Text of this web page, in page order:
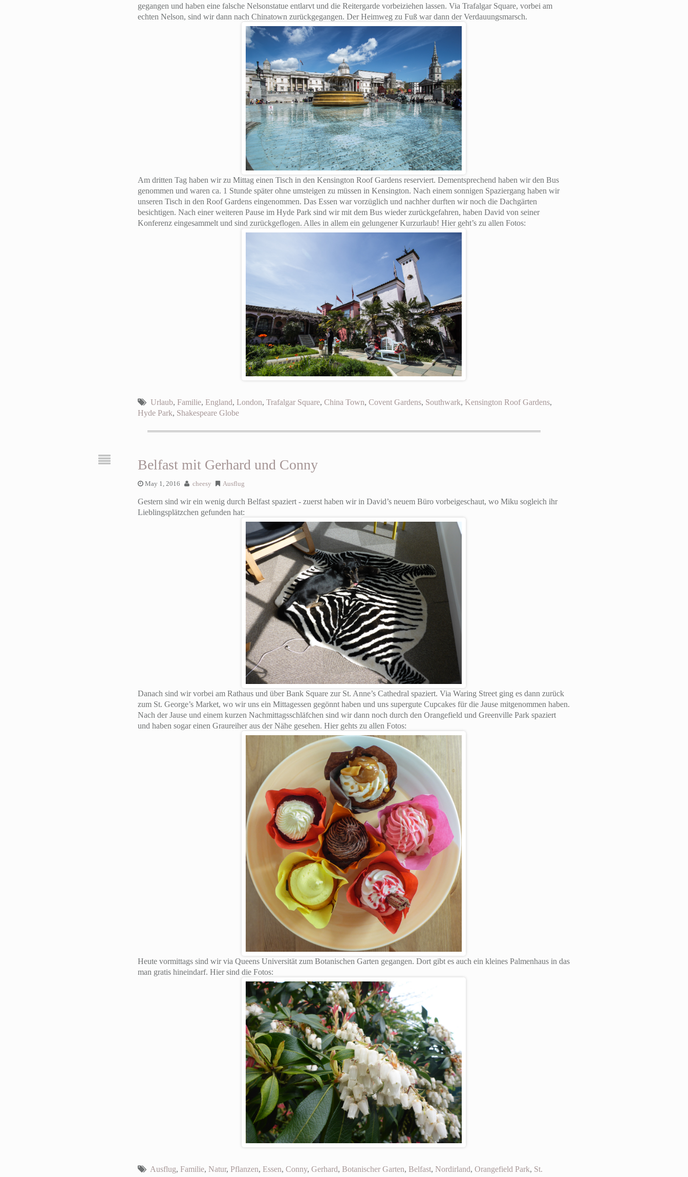
gegangen und haben eine falsche Nelsonstatue entlarvt und die Reitergarde vorbeiziehen lassen. Via Trafalgar Square, vorbei am
echten Nelson, sind wir dann nach Chinatown zurückgegangen. Der Heimweg zu Fuß war dann der Verdauungsmarsch.
Am dritten Tag haben wir zu Mittag einen Tisch in den Kensington Roof Gardens reserviert. Dementsprechend haben wir den Bus
genommen und waren ca. 1 Stunde später ohne umsteigen zu müssen in Kensington. Nach einem sonnigen Spaziergang haben wir
unseren Tisch in den Roof Gardens eingenommen. Das Essen war vorzüglich und nachher durften wir noch die Dachgärten
besichtigen. Nach einer weiteren Pause im Hyde Park sind wir mit dem Bus wieder zurückgefahren, haben David von seiner
Konferenz eingesammelt und sind zurückgeflogen. Alles in allem ein gelungener Kurzurlaub! Hier geht’s zu allen Fotos:
Urlaub, Familie, England, London, Trafalgar Square, China Town, Covent Gardens, Southwark, Kensington Roof Gardens,
Hyde Park, Shakespeare Globe
Belfast mit Gerhard und Conny
May 1, 2016 cheesy Ausflug
Gestern sind wir ein wenig durch Belfast spaziert - zuerst haben wir in David’s neuem Büro vorbeigeschaut, wo Miku sogleich ihr
Lieblingsplätzchen gefunden hat:
Danach sind wir vorbei am Rathaus und über Bank Square zur St. Anne’s Cathedral spaziert. Via Waring Street ging es dann zurück
zum St. George’s Market, wo wir uns ein Mittagessen gegönnt haben und uns supergute Cupcakes für die Jause mitgenommen haben.
Nach der Jause und einem kurzen Nachmittagsschläfchen sind wir dann noch durch den Orangefield und Greenville Park spaziert
und haben sogar einen Graureiher aus der Nähe gesehen. Hier gehts zu allen Fotos:
Heute vormittags sind wir via Queens Universität zum Botanischen Garten gegangen. Dort gibt es auch ein kleines Palmenhaus in das
man gratis hineindarf. Hier sind die Fotos:
Ausflug, Familie, Natur, Pflanzen, Essen, Conny, Gerhard, Botanischer Garten, Belfast, Nordirland, Orangefield Park, St.